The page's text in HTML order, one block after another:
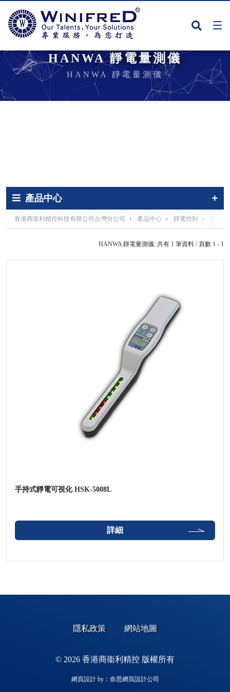
HANWA 靜電量測儀
HANWA 靜電量測儀
產品中心
香港商衞利精控科技有限公司台灣分公司 › 產品中心 › 靜電控制 ›
HANWA 靜電量測儀: 共有 1 筆資料 / 頁數 1 - 1
手持式靜電可視化 HSK-5008L
詳細
隱私政策 網站地圖
© 2026 香港商衞利精控 版權所有
網頁設計by：奈思網頁設計公司